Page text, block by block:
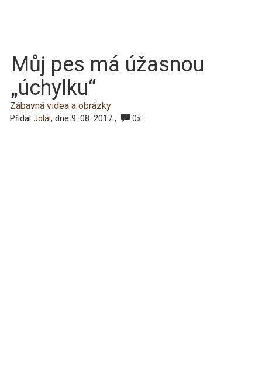
Můj pes má úžasnou
„úchylku“
Zábavná videa a obrázky
Přidal Jolai, dne 9. 08. 2017 , 0x